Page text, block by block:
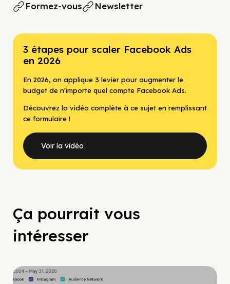
Formez-vous Newsletter
3 étapes pour scaler Facebook Ads
en 2026
En 2026, on applique 3 levier pour augmenter le
budget de n'importe quel compte Facebook Ads.
Découvrez la vidéo complète à ce sujet en remplissant
ce formulaire !
Voir la vidéo
Ça pourrait vous
intéresser